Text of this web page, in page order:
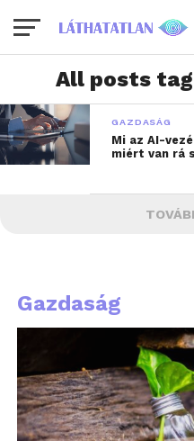
All posts
GAZDASÁG
Mi az AI-
miért van rá
Gazdaság